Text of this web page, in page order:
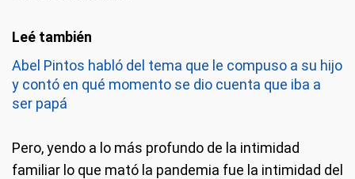
Abel Pintos habló del tema que le compuso a su hijo
y contó en qué momento se dio cuenta que iba a
ser papá
Pero, yendo a lo más profundo de la intimidad
familiar lo que mató la pandemia fue la intimidad del